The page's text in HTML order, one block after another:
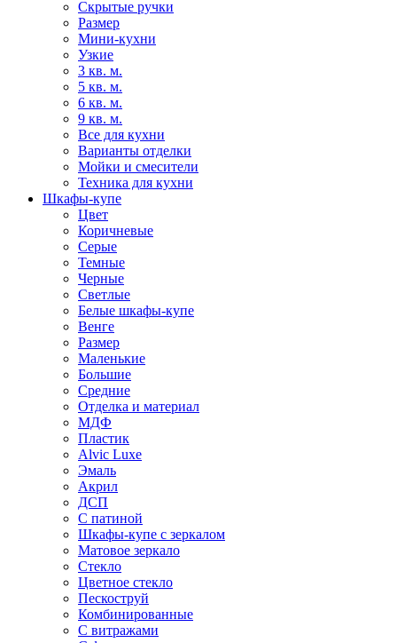
Скрытые ручки
Размер
Мини-кухни
Узкие
3 кв. м.
5 кв. м.
6 кв. м.
9 кв. м.
Все для кухни
Варианты отделки
Мойки и смесители
Техника для кухни
Шкафы-купе
Цвет
Коричневые
Серые
Темные
Черные
Светлые
Белые шкафы-купе
Венге
Размер
Маленькие
Большие
Средние
Отделка и материал
МДФ
Пластик
Alvic Luxe
Эмаль
Акрил
ДСП
С патиной
Шкафы-купе с зеркалом
Матовое зеркало
Стекло
Цветное стекло
Пескоструй
Комбинированные
С витражами